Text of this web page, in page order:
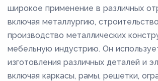
широкое применение в различных
включая металлургию,
производство металлических
мебельную индустрию. Он
изготовления различных деталей и
включая каркасы, рамы, решетки,